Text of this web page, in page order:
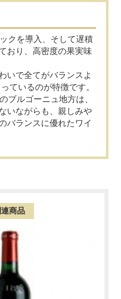
クを導入、そして遅積
おり、高密度の果実味
いで全てがバランスよ
ているのが特徴です。
ブルゴーニュ地方は、
いながらも、親しみや
バランスに優れたワイ
連商品